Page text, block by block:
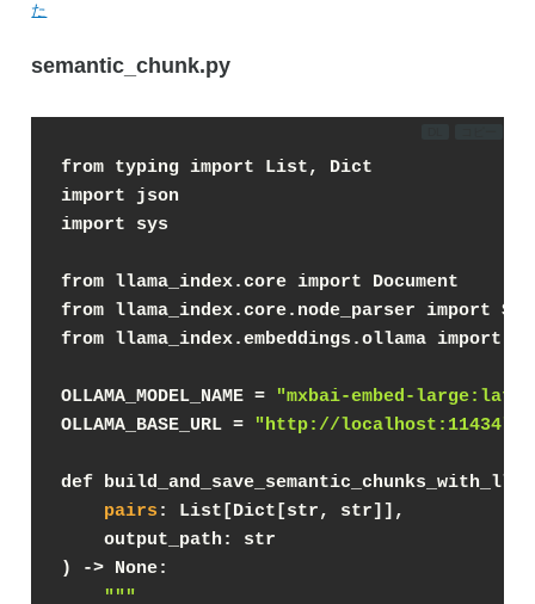
た
semantic_chunk.py
from typing import List, Dict
import json
import sys
from llama_index.core import Document
from llama_index.core.node_parser import
from llama_index.embeddings.ollama import
OLLAMA_MODEL_NAME = "mxbai-embed-
OLLAMA_BASE_URL = "http://localhost:11434"
def
pairs : List[Dict[str, str]],
    output_path: str
) -> None:
"""